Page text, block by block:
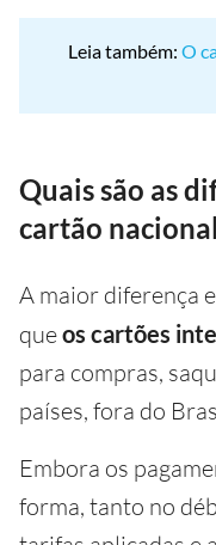
Leia também: O
Quais são as
cartão
A maior diferença
queos cartões
para compras,
países, fora do
Embora os
forma, tanto no